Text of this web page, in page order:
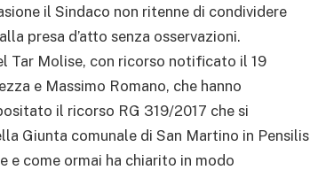
il Sindaco non ritenne di condividere
presa d’atto senza osservazioni.
Tar Molise, con ricorso notificato il 19
e Massimo Romano, che hanno
il ricorso RG 319/2017 che si
Giunta comunale di San Martino in Pensilis
come ormai ha chiarito in modo